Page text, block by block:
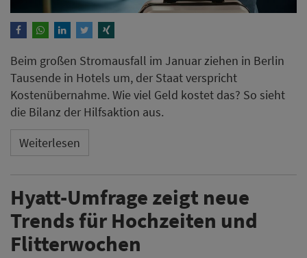
Beim großen Stromausfall im Januar ziehen in Berlin
Tausende in Hotels um, der Staat verspricht
Kostenübernahme. Wie viel Geld kostet das? So sieht
die Bilanz der Hilfsaktion aus.
Weiterlesen
Hyatt-Umfrage zeigt neue
Trends für Hochzeiten und
Flitterwochen